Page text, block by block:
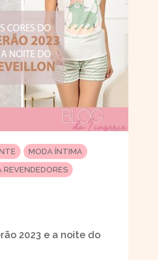
MODA ÍNTIMA
REVENDEDORES
2023 e a noite do